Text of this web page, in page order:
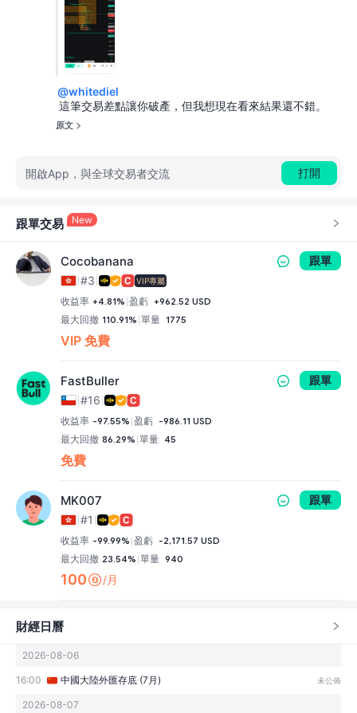
開啟App，與全球交易者交流 打開
跟單交易 New
Cocobanana 跟單
#3 VIP專屬
收益率 +4.81% 盈虧 +962.52 USD
最大回撤 110.91% 單量 1775
VIP 免費
FastBuller 跟單
#16
收益率 -97.55% 盈虧 -986.11 USD
最大回撤 86.29% 單量 45
免費
MK007 跟單
#1
收益率 -99.99% 盈虧 -2,171.57 USD
最大回撤 23.54% 單量 940
100 /月
財經日曆
2026-08-06
16:00 中國大陸外匯存底 (7月) 未公佈
2026-08-07